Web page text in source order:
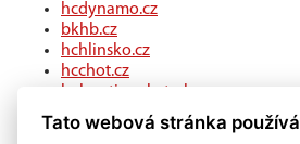
hcdynamo.cz
bkhb.cz
hchlinsko.cz
hcchot.cz
kohouti-ceskatrebova.cz
hcledec.cz
hclitomysl.cz
Tato webová stránka